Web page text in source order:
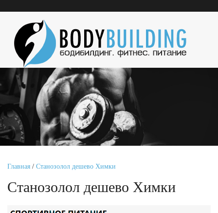
Главная / Станозолол дешево Химки
Станозолол дешево Химки